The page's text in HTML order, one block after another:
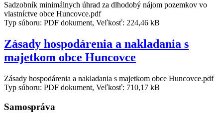
Sadzobník minimálnych úhrad za dlhodobý nájom pozemkov vo
vlastníctve obce Huncovce.pdf
Typ súboru: PDF dokument, Veľkosť: 224,46 kB
Zásady hospodárenia a nakladania s
majetkom obce Huncovce
Zásady hospodárenia a nakladania s majetkom obce Huncovce.pdf
Typ súboru: PDF dokument, Veľkosť: 710,17 kB
Samospráva